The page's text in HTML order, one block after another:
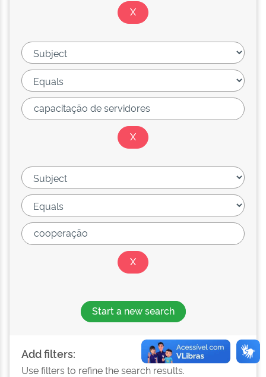
Start a new search
Add filters:
Use filters to refine the search results.